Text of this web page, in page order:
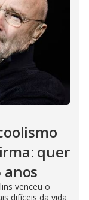
quer
anos
venceu o
difíceis da vida